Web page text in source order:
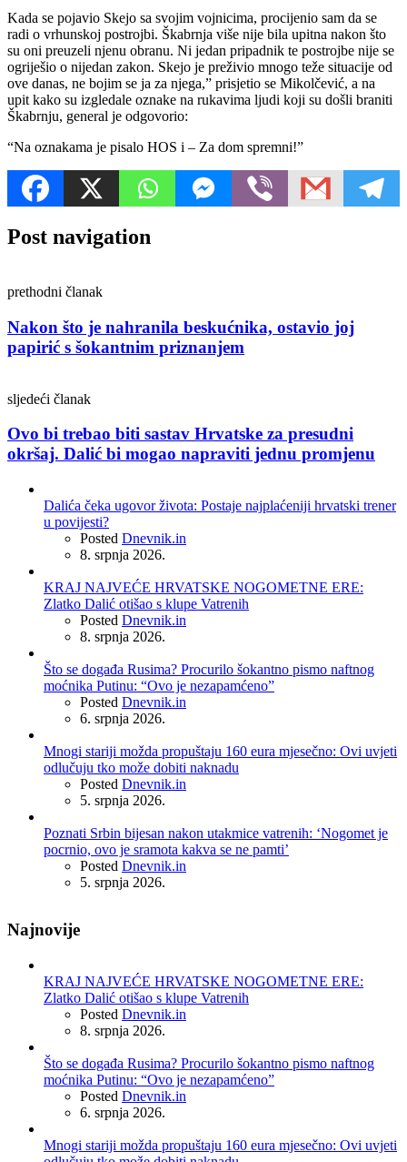
Kada se pojavio Skejo sa svojim vojnicima, procijenio sam da se
radi o vrhunskoj postrojbi. Škabrnja više nije bila upitna nakon što
su oni preuzeli njenu obranu. Ni jedan pripadnik te postrojbe nije se
ogriješio o nijedan zakon. Skejo je preživio mnogo teže situacije od
ove danas, ne bojim se ja za njega,” prisjetio se Mikolčević, a na
upit kako su izgledale oznake na rukavima ljudi koji su došli braniti
Škabrnju, general je odgovorio:
“Na oznakama je pisalo HOS i – Za dom spremni!”
Post navigation
prethodni članak
Nakon što je nahranila beskućnika, ostavio joj
papirić s šokantnim priznanjem
sljedeći članak
Ovo bi trebao biti sastav Hrvatske za presudni
okršaj. Dalić bi mogao napraviti jednu promjenu
Dalića čeka ugovor života: Postaje najplaćeniji hrvatski trener
u povijesti?
Posted Dnevnik.in
8. srpnja 2026.
KRAJ NAJVEĆE HRVATSKE NOGOMETNE ERE:
Zlatko Dalić otišao s klupe Vatrenih
Posted Dnevnik.in
8. srpnja 2026.
Što se događa Rusima? Procurilo šokantno pismo naftnog
moćnika Putinu: “Ovo je nezapamćeno”
Posted Dnevnik.in
6. srpnja 2026.
Mnogi stariji možda propuštaju 160 eura mjesečno: Ovi uvjeti
odlučuju tko može dobiti naknadu
Posted Dnevnik.in
5. srpnja 2026.
Poznati Srbin bijesan nakon utakmice vatrenih: ‘Nogomet je
pocrnio, ovo je sramota kakva se ne pamti’
Posted Dnevnik.in
5. srpnja 2026.
Najnovije
KRAJ NAJVEĆE HRVATSKE NOGOMETNE ERE:
Zlatko Dalić otišao s klupe Vatrenih
Posted Dnevnik.in
8. srpnja 2026.
Što se događa Rusima? Procurilo šokantno pismo naftnog
moćnika Putinu: “Ovo je nezapamćeno”
Posted Dnevnik.in
6. srpnja 2026.
Mnogi stariji možda propuštaju 160 eura mjesečno: Ovi uvjeti